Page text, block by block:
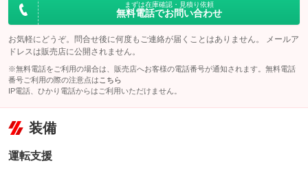
まずは在庫確認・見積り依頼
無料電話でお問い合わせ
お気軽にどうぞ。問合せ後に何度もご連絡が届くことはありません。 メールア
ドレスは販売店に公開されません。
※無料電話をご利用の場合は、販売店へお客様の電話番号が通知されます。無料電話
番号ご利用の際の注意点は こちら
IP電話、ひかり電話からはご利用いただけません。
装備
運転支援